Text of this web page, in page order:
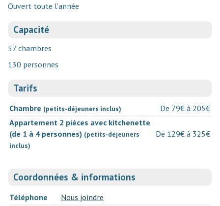
Ouvert toute l'année
Capacité
57 chambres
130 personnes
Tarifs
Chambre (petits-déjeuners inclus)
De 79€ à 205€
Appartement 2 pièces avec kitchenette
(de 1 à 4 personnes) (petits-déjeuners
inclus)
De 129€ à 325€
Coordonnées & informations
Téléphone
Nous joindre